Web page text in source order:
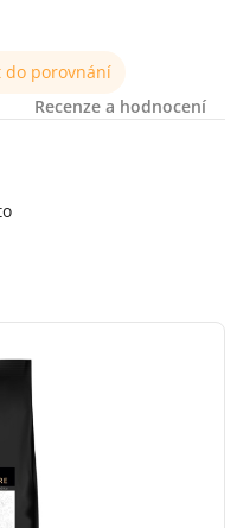
do porovnání
Recenze a hodnocení